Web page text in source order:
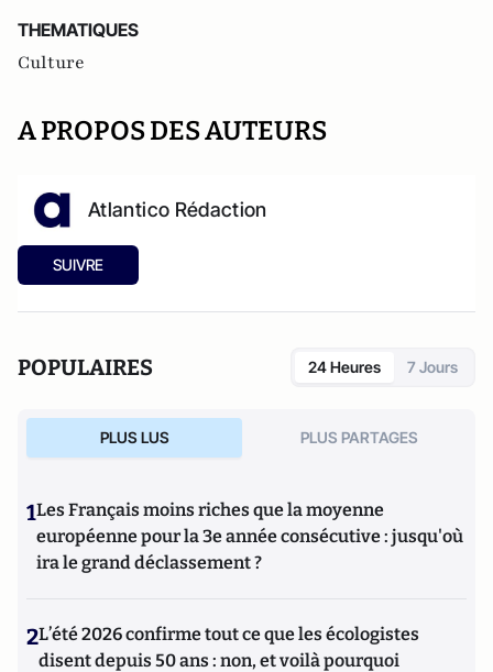
THEMATIQUES
Culture
A PROPOS DES AUTEURS
Atlantico Rédaction
SUIVRE
POPULAIRES 24 Heures 7 Jours
PLUS LUS PLUS PARTAGES
1Les Français moins riches que la moyenne
européenne pour la 3e année consécutive : jusqu'où
ira le grand déclassement ?
2L’été 2026 confirme tout ce que les écologistes
disent depuis 50 ans : non, et voilà pourquoi